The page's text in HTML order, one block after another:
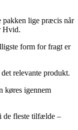
pakken lige præcis når
Hvid.
form for fragt er
relevante produkt.
køres igennem
de fleste tilfælde –